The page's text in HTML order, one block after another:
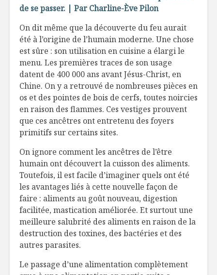
de se passer. | Par Charline-Ève Pilon
On dit même que la découverte du feu aurait
été à l’origine de l’humain moderne. Une chose
est sûre : son utilisation en cuisine a élargi le
menu. Les premières traces de son usage
datent de 400 000 ans avant Jésus-Christ, en
Chine. On y a retrouvé de nombreuses pièces en
os et des pointes de bois de cerfs, toutes noircies
en raison des flammes. Ces vestiges prouvent
que ces ancêtres ont entretenu des foyers
primitifs sur certains sites.
On ignore comment les ancêtres de l’être
humain ont découvert la cuisson des aliments.
Toutefois, il est facile d’imaginer quels ont été
les avantages liés à cette nouvelle façon de
faire : aliments au goût nouveau, digestion
facilitée, mastication améliorée. Et surtout une
meilleure salubrité des aliments en raison de la
destruction des toxines, des bactéries et des
autres parasites.
Le passage d’une alimentation complètement
Petit guide pour
apprivoiser l’hiver
en famille!
Nid d’oiseaux turcs
(kufene)
Comment faire son
propre yogourt
maison
Napa vs
Les stats
DUX